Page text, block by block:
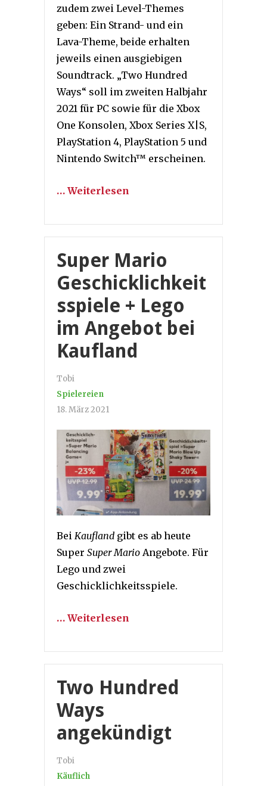
zudem zwei Level-Themes
geben: Ein Strand- und ein
Lava-Theme, beide erhalten
jeweils einen ausgiebigen
Soundtrack. „Two Hundred
Ways“ soll im zweiten Halbjahr
2021 für PC sowie für die Xbox
One Konsolen, Xbox Series X|S,
PlayStation 4, PlayStation 5 und
Nintendo Switch™ erscheinen.
… Weiterlesen
Super Mario
Geschicklichkeit
sspiele + Lego
im Angebot bei
Kaufland
Tobi
Spielereien
18. März 2021
Bei Kaufland gibt es ab heute
Super Super Mario Angebote. Für
Lego und zwei
Geschicklichkeitsspiele.
… Weiterlesen
Two Hundred
Ways
angekündigt
Tobi
Käuflich